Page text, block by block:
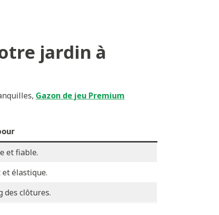
jardin à
Gazon de jeu Premium
et fiable.
élastique.
des clôtures.